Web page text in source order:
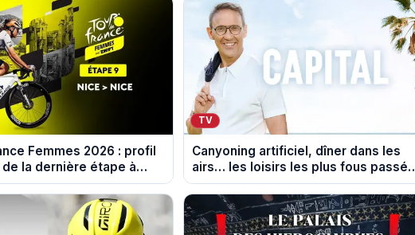
Femmes 2026 : profil
la dernière étape à
TV
Canyoning artificiel, dîner dans les
airs… les loisirs les plus fous passés
au crible dans Capital